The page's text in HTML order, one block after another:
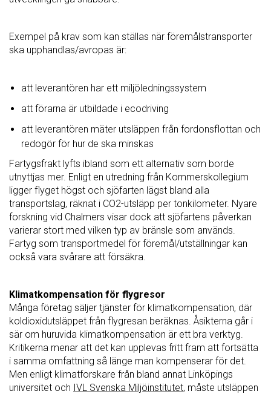
Exempel på krav som kan ställas när föremålstransporter
ska upphandlas/avropas är:
att leverantören har ett miljöledningssystem
att förarna är utbildade i ecodriving
att leverantören mäter utsläppen från fordonsflottan och
redogör för hur de ska minskas
Fartygsfrakt lyfts ibland som ett alternativ som borde
utnyttjas mer. Enligt en utredning från Kommerskollegium
ligger flyget högst och sjöfarten lägst bland alla
transportslag, räknat i CO2-utsläpp per tonkilometer. Nyare
forskning vid Chalmers visar dock att sjöfartens påverkan
varierar stort med vilken typ av bränsle som används.
Fartyg som transportmedel för föremål/utställningar kan
också vara svårare att försäkra.
Klimatkompensation för flygresor
Många företag säljer tjänster för klimatkompensation, där
koldioxidutsläppet från flygresan beräknas. Åsikterna går i
sär om huruvida klimatkompensation är ett bra verktyg.
Kritikerna menar att det kan upplevas fritt fram att fortsätta
i samma omfattning så länge man kompenserar för det.
Men enligt klimatforskare från bland annat Linköpings
universitet och IVL Svenska Miljöinstitutet, måste utsläppen